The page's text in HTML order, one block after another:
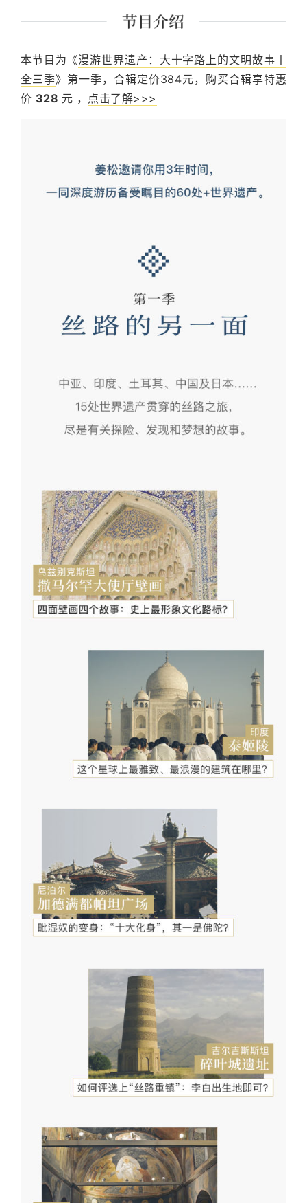
本节目为《漫游世界遗产：大十字路上的文明故事丨
全三季》第一季，合辑定价384元，购买合辑享特惠
价 328 元 ， 点击了解>>>